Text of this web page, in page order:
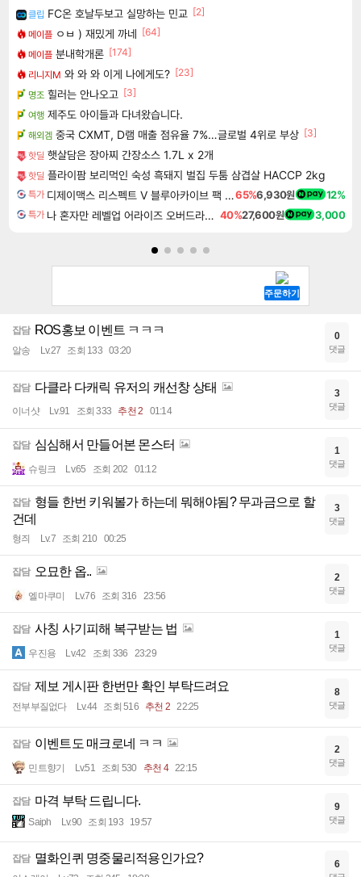
클립 FC온 호날두보고 실망하는 민교 [2]
메이플 ㅇㅂ ) 재밌게 까네 [64]
메이플 분내학개론 [174]
리니지M 와 와 와 이게 나에게도? [23]
명조 힐러는 안나오고 [3]
여행 제주도 아이들과 다녀왔습니다.
해외겜 중국 CXMT, D램 매출 점유율 7%…글로벌 4위로 부상 [3]
핫딜 햇살담은 장아찌 간장소스 1.7L x 2개
핫딜 플라이팜 보리먹인 숙성 흑돼지 벌집 두툼 삼겹살 HACCP 2kg
특가 디제이맥스 리스펙트 V 블루아카이브 팩 DJMAX RESPECT V Blue Archive Pack DLC65%6,930원 12%
특가 나 혼자만 레벨업 어라이즈 오버드라이브 Solo Leveling Arise 40%27,600원 3,000
잡담 ROS홍보 이벤트 ㅋㅋㅋ
알송 Lv.27 조회 133 03:20
0
댓글
잡담 다클라 다캐릭 유저의 캐선창 상태
이너샷 Lv.91 조회 333 추천 2 01:14
3
댓글
잡담 심심해서 만들어본 몬스터
슈링크 Lv.65 조회 202 01:12
1
댓글
잡담 형들 한번 키워볼가 하는데 뭐해야됨? 무과금으로 할
건데
형즤 Lv.7 조회 210 00:25
3
댓글
잡담 오묘한 옵..
엘마쿠미 Lv.76 조회 316 23:56
2
댓글
잡담 사칭 사기피해 복구받는 법
우진용 Lv.42 조회 336 23:29
1
댓글
잡담 제보 게시판 한번만 확인 부탁드려요
전부부질없다 Lv.44 조회 516 추천 2 22:25
8
댓글
잡담 이벤트도 매크로네 ㅋㅋ
민트향기 Lv.51 조회 530 추천 4 22:15
2
댓글
잡담 마격 부탁 드립니다.
Saiph Lv.90 조회 193 19:57
9
댓글
잡담 멸화인퀴 명중물리적용인가요? 6